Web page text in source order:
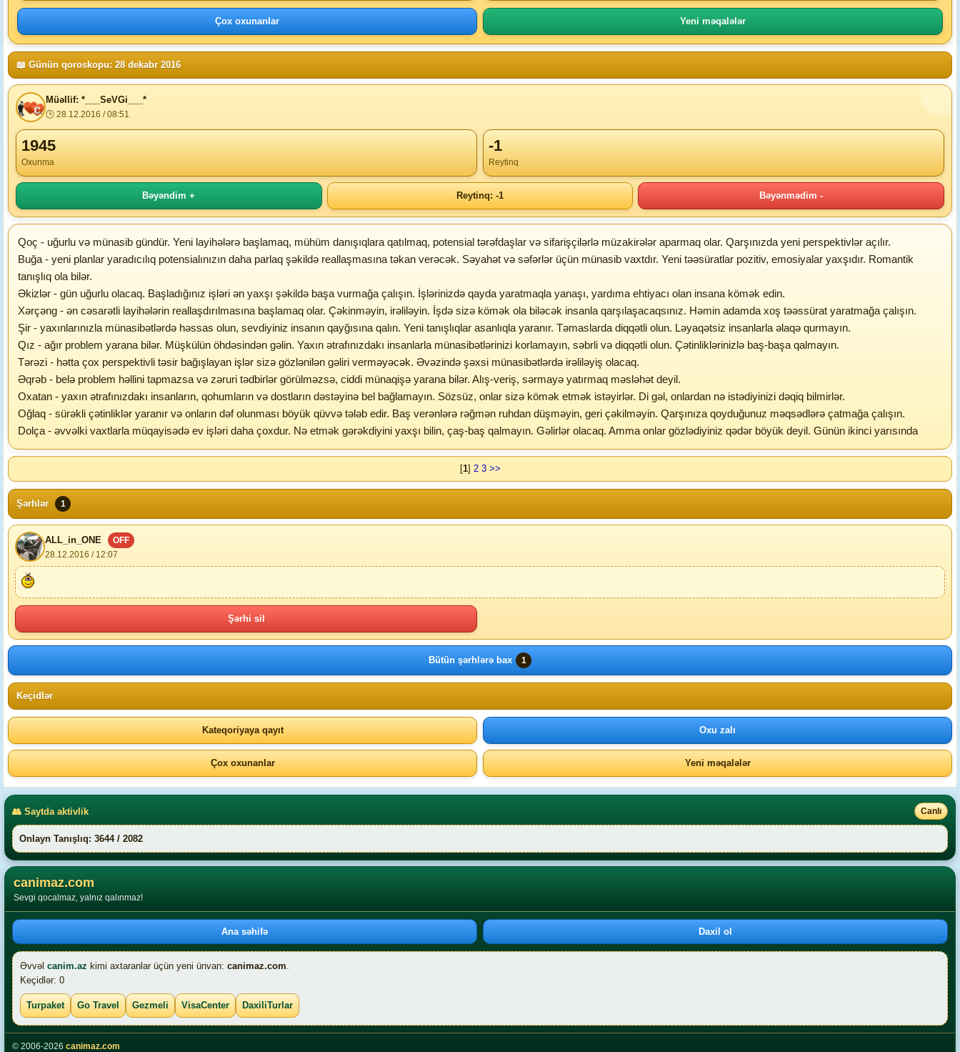
Çox oxunanlar Yeni məqalələr
📖 Günün qoroskopu: 28 dekabr 2016
Müəllif: *___SeVGi___*
🕒 28.12.2016 / 08:51
1945
Oxunma
-1
Reytinq
Bəyəndim + Reytinq: -1 Bəyənmədim -
Qoç - uğurlu və münasib gündür. Yeni layihələrə başlamaq, mühüm danışıqlara qatılmaq, potensial tərəfdaşlar və sifarişçilərlə müzakirələr aparmaq olar. Qarşınızda yeni perspektivlər açılır.
Buğa - yeni planlar yaradıcılıq potensialınızın daha parlaq şəkildə reallaşmasına təkan verəcək. Səyahət və səfərlər üçün münasib vaxtdır. Yeni təəsüratlar pozitiv, emosiyalar yaxşıdır. Romantik
tanışlıq ola bilər.
Əkizlər - gün uğurlu olacaq. Başladığınız işləri ən yaxşı şəkildə başa vurmağa çalışın. İşlərinizdə qayda yaratmaqla yanaşı, yardıma ehtiyacı olan insana kömək edin.
Xərçəng - ən cəsarətli layihələrin reallaşdırılmasına başlamaq olar. Çəkinməyin, irəliləyin. İşdə sizə kömək ola biləcək insanla qarşılaşacaqsınız. Həmin adamda xoş təəssürat yaratmağa çalışın.
Şir - yaxınlarınızla münasibətlərdə həssas olun, sevdiyiniz insanın qayğısına qalın. Yeni tanışlıqlar asanlıqla yaranır. Təmaslarda diqqətli olun. Ləyaqətsiz insanlarla əlaqə qurmayın.
Qız - ağır problem yarana bilər. Müşkülün öhdəsindən gəlin. Yaxın ətrafınızdakı insanlarla münasibətlərinizi korlamayın, səbrli və diqqətli olun. Çətinliklərinizlə baş-başa qalmayın.
Tərəzi - hətta çox perspektivli təsir bağışlayan işlər sizə gözlənilən gəliri verməyəcək. Əvəzində şəxsi münasibətlərdə irəliləyiş olacaq.
Əqrəb - belə problem həllini tapmazsa və zəruri tədbirlər görülməzsə, ciddi münaqişə yarana bilər. Alış-veriş, sərmayə yatırmaq məsləhət deyil.
Oxatan - yaxın ətrafınızdakı insanların, qohumların və dostların dəstəyinə bel bağlamayın. Sözsüz, onlar sizə kömək etmək istəyirlər. Di gəl, onlardan nə istədiyinizi dəqiq bilmirlər.
Oğlaq - sürəkli çətinliklər yaranır və onların dəf olunması böyük qüvvə tələb edir. Baş verənlərə rəğmən ruhdan düşməyin, geri çəkilməyin. Qarşınıza qoyduğunuz məqsədlərə çatmağa çalışın.
Dolça - əvvəlki vaxtlarla müqayisədə ev işləri daha çoxdur. Nə etmək gərəkdiyini yaxşı bilin, çaş-baş qalmayın. Gəlirlər olacaq. Amma onlar gözlədiyiniz qədər böyük deyil. Günün ikinci yarısında
[1] 2 3 >>
Şərhlər 1
ALL_in_ONE
OFF
28.12.2016 / 12:07
Şərhi sil
Bütün şərhlərə bax 1
Keçidlər
Kateqoriyaya qayıt Oxu zalı
Çox oxunanlar Yeni məqalələr
👥 Saytda aktivlik Canlı
Onlayn Tanışlıq: 3644 / 2082
canimaz.com
Sevgi qocalmaz, yalnız qalınmaz!
Ana səhifə Daxil ol
Əvvəl canim.az kimi axtaranlar üçün yeni ünvan: canimaz.com.
Keçidlər: 0
Turpaket Go Travel Gezmeli VisaCenter DaxiliTurlar
© 2006-2026 canimaz.com